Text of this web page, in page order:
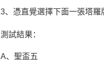
3、憑直覺選擇下面一張塔羅
測試結果：
A、聖盃五